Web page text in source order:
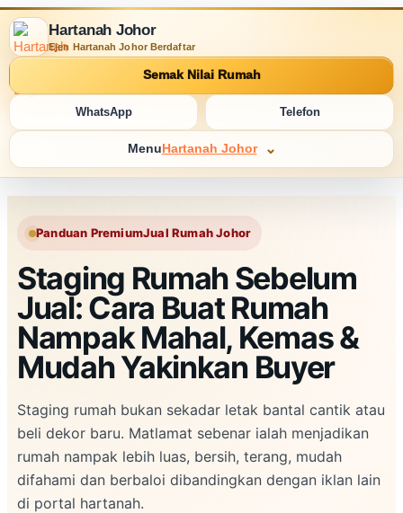
Hartanah Johor
Ejen Hartanah Johor Berdaftar
Semak Nilai Rumah
WhatsApp Telefon
Menu Hartanah Johor
Panduan PremiumJual Rumah Johor
Staging Rumah Sebelum
Jual: Cara Buat Rumah
Nampak Mahal, Kemas &
Mudah Yakinkan Buyer
Staging rumah bukan sekadar letak bantal cantik atau
beli dekor baru. Matlamat sebenar ialah menjadikan
rumah nampak lebih luas, bersih, terang, mudah
difahami dan berbaloi dibandingkan dengan iklan lain
di portal hartanah.